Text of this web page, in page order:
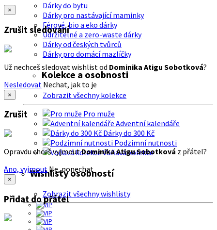
Dárky do bytu
Dárky pro nastávající maminky
Férové, bio a eko dárky
Udržitelné a zero-waste dárky
Dárky od českých tvůrců
Dárky pro domácí mazlíčky
Kolekce a osobnosti
Zobrazit všechny kolekce
Pro muže
Adventní kalendáře
Dárky do 300 Kč
Podzimní nutnosti
Voňavá kolekce
Wishlisty osobností
Zobrazit všechny wishlisty
×
Zrušit sledování
Už nechceš sledovat wishlist od Dominika Atigu Sobotková?
Nesledovat Nechat, jak to je
×
Zrušit
Opravdu chceš vyjmoutDominika Atigu Sobotková z přátel?
Ano, vyjmout Ne, ponechat
×
Přidat do přátel